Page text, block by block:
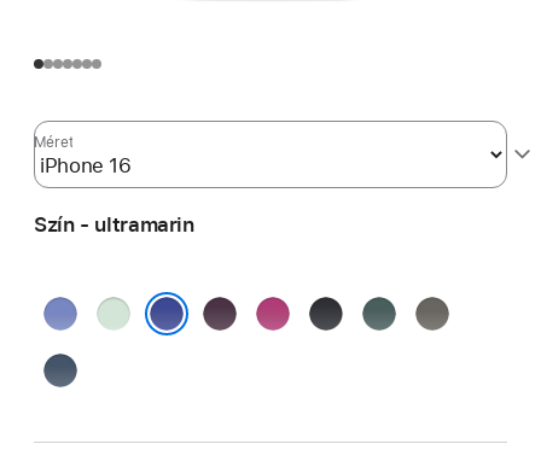
Méret
Szín - ultramarin
meténglilaakvamarin szilva fukszialila
feketetózöldkőszürke
denim